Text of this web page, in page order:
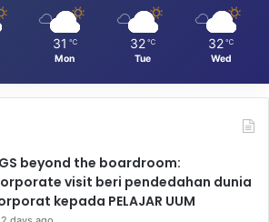
31 ℃
Mon
32 ℃
Tue
32 ℃
Wed
beyond the boardroom:
visit beri pendedahan dunia
kepada PELAJAR UUM